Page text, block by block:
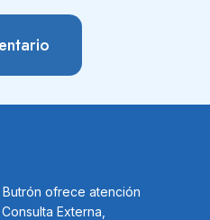
Butrón ofrece atención
Externa,